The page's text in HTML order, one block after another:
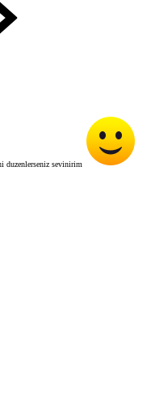
duzenlerseniz sevinirim